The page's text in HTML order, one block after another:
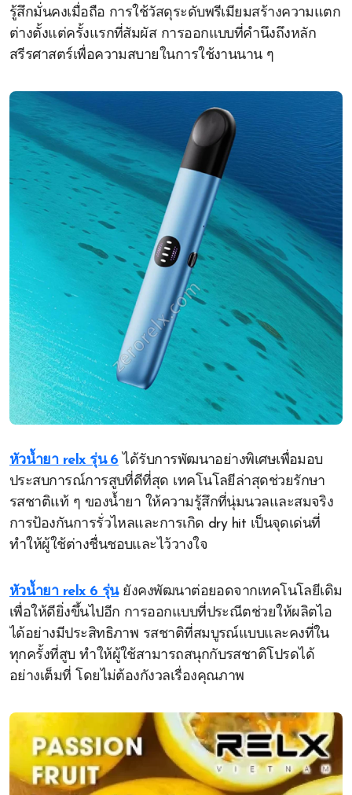
รู้สึกมั่นคงเมื่อถือ การใช้วัสดุระดับพรีเมียมสร้างความแตก
ต่างตั้งแต่ครั้งแรกที่สัมผัส การออกแบบที่คำนึงถึงหลัก
สรีรศาสตร์เพื่อความสบายในการใช้งานนาน ๆ
หัวน้ำยา relx รุ่น 6 ได้รับการพัฒนาอย่างพิเศษเพื่อมอบ
ประสบการณ์การสูบที่ดีที่สุด เทคโนโลยีล่าสุดช่วยรักษา
รสชาติแท้ ๆ ของน้ำยา ให้ความรู้สึกที่นุ่มนวลและสมจริง
การป้องกันการรั่วไหลและการเกิด dry hit เป็นจุดเด่นที่
ทำให้ผู้ใช้ต่างชื่นชอบและไว้วางใจ
หัวน้ำยา relx 6 รุ่นยังคงพัฒนาต่อยอดจากเทคโนโลยีเดิม
เพื่อให้ดียิ่งขึ้นไปอีก การออกแบบที่ประณีตช่วยให้ผลิตไอ
ได้อย่างมีประสิทธิภาพ รสชาติที่สมบูรณ์แบบและคงที่ใน
ทุกครั้งที่สูบ ทำให้ผู้ใช้สามารถสนุกกับรสชาติโปรดได้
อย่างเต็มที่ โดยไม่ต้องกังวลเรื่องคุณภาพ